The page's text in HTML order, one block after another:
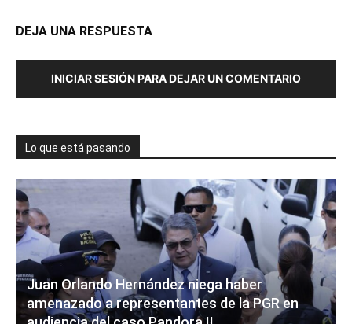
DEJA UNA RESPUESTA
INICIAR SESIÓN PARA DEJAR UN COMENTARIO
Lo que está pasando
Juan Orlando Hernández niega haber
amenazado a representantes de la PGR en